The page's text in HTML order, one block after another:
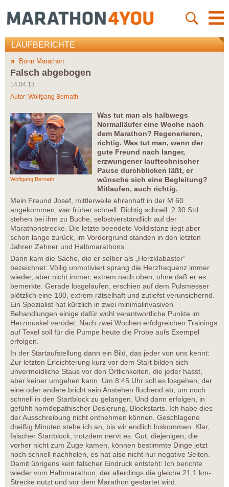
LAUFBERICHTE
Bonn Marathon
Falsch abgebogen
14.04.13
Autor: Wolfgang Bernath
Wolfgang Bernath
Was tut man als halbwegs
Normalläufer eine Woche nach
dem Marathon? Regenerieren,
richtig. Was tut man, wenn der
gute Freund nach langer,
erzwungener lauftechnischer
Pause durchblicken läßt, er
wünsche sich eine Begleitung?
Mitlaufen, auch richtig.
Mein Freund Josef, mittlerweile ehrenhaft in der M 60
angekommen, war früher schnell. Richtig schnell. 2:30 Std.
stehen bei ihm zu Buche, selbstverständlich auf der
Marathonstrecke. Die letzte beendete Volldistanz liegt aber
schon lange zurück, im Vordergrund standen in den letzten
Jahren Zehner und Halbmarathons.
Dann kam die Sache, die er selber als „Herzklabaster“
bezeichnet: Völlig unmotiviert sprang die Herzfrequenz immer
wieder, aber nicht immer, extrem nach oben, ohne daß er es
bemerkte. Gerade losgelaufen, erschien auf dem Pulsmesser
plötzlich eine 180, extrem rätselhaft und zutiefst verunsichernd.
Ein Spezialist hat kürzlich in zwei minimalinvasiven
Behandlungen einige dafür wohl verantwortliche Punkte im
Herzmuskel verödet. Nach zwei Wochen erfolgreichen Trainings
auf Texel soll für die Pumpe heute die Probe aufs Exempel
erfolgen.
In der Startaufstellung dann ein Bild, das jeder von uns kennt:
Zur letzten Erleichterung kurz vor dem Start bilden sich
unvermeidliche Staus vor den Örtlichkeiten, die jeder hasst,
aber keiner umgehen kann. Um 8:45 Uhr soll es losgehen, der
eine oder andere bricht sein Anstehen fluchend ab, um noch
schnell in den Startblock zu gelangen. Und dann erfolgen, in
gefühlt homöopathischer Dosierung, Blockstarts. Ich habe dies
der Ausschreibung nicht entnehmen können. Geschlagene
dreißig Minuten stehe ich an, bis wir endlich loskommen. Klar,
falscher Startblock, trotzdem nervt es. Gut, diejenigen, die
vorher nicht zum Zuge kamen, können bestimmte Dinge jetzt
noch schnell nachholen, es hat also nicht nur negative Seiten.
Damit übrigens kein falscher Eindruck entsteht: Ich berichte
wieder vom Halbmarathon, der allerdings die gleiche 21,1 km-
Strecke nutzt und vor dem Marathon gestartet wird.